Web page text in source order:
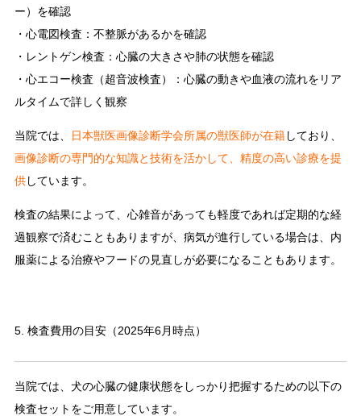
ー）を確認
・ 心電図検査 ：不整脈があるかを確認
・ レントゲン検査 ：心臓の大きさや肺の状態を確認
・ 心エコー検査（超音波検査）
：心臓の動きや血液の流れをリア
ルタイムで詳しく観察
当院では、 日本獣医画像診断学会所属の獣医師が在籍しており、
画像診断の専門的な知識と技術を活かして、精度の高い診療を提
供しています。
検査の結果によって、心雑音があっても軽度であれば定期的な経
過観察で済むこともありますが、病気が進行している場合は、内
服薬による治療やフードの見直しが必要になることもあります。
5. 検査費用の目安（2025年6月時点）
当院では、犬の心臓の健康状態をしっかり把握するための以下の
検査セットをご用意しています。